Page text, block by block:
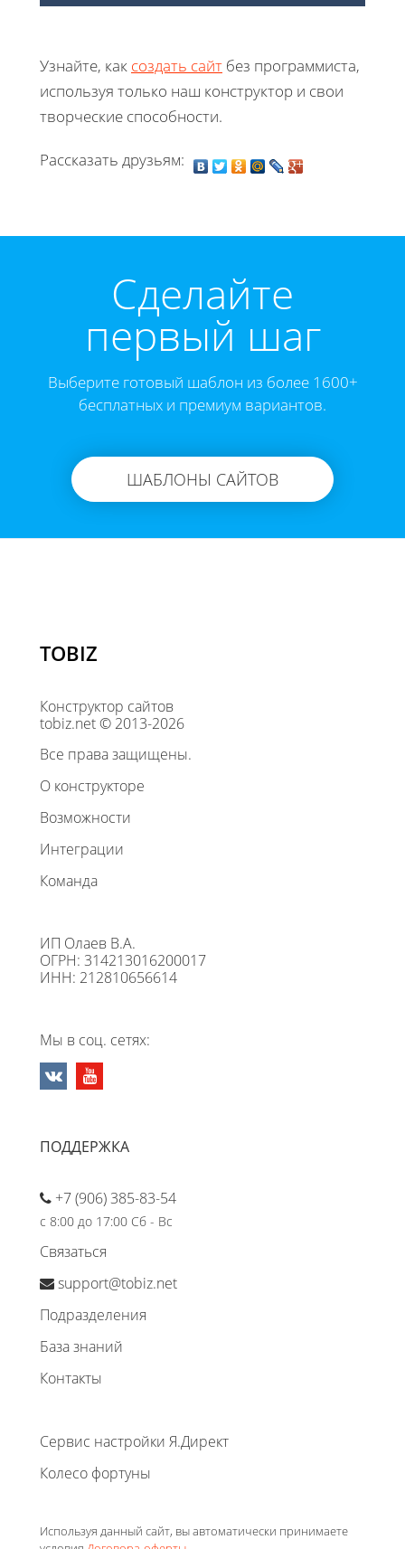
Узнайте, как создать сайт без программиста,
используя только наш конструктор и свои
творческие способности.
Рассказать друзьям:
Cделайте
первый шаг
Выберите готовый шаблон из более 1600+
бесплатных и премиум вариантов.
ШАБЛОНЫ САЙТОВ
TOBIZ
Конструктор сайтов
tobiz.net © 2013-2026
Все права защищены.
О конструкторе
Возможности
Интеграции
Команда
ИП Олаев В.А.
ОГРН: 314213016200017
ИНН: 212810656614
Мы в соц. сетях:
ПОДДЕРЖКА
+7 (906) 385-83-54
с 8:00 до 17:00 Сб - Вс
Связаться
support@tobiz.net
Подразделения
База знаний
Контакты
Сервис настройки Я.Директ
Колесо фортуны
Используя данный сайт, вы автоматически принимаете